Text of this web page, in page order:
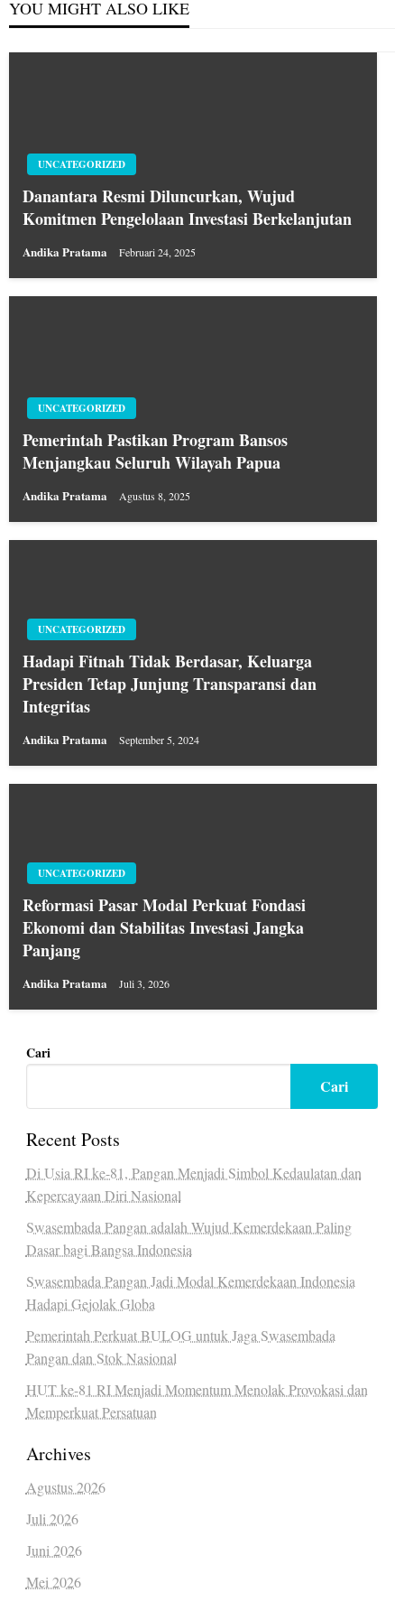
YOU MIGHT ALSO LIKE
UNCATEGORIZED
Danantara Resmi Diluncurkan, Wujud
Komitmen Pengelolaan Investasi Berkelanjutan
Andika Pratama Februari 24, 2025
UNCATEGORIZED
Pemerintah Pastikan Program Bansos
Menjangkau Seluruh Wilayah Papua
Andika Pratama Agustus 8, 2025
UNCATEGORIZED
Hadapi Fitnah Tidak Berdasar, Keluarga
Presiden Tetap Junjung Transparansi dan
Integritas
Andika Pratama September 5, 2024
UNCATEGORIZED
Reformasi Pasar Modal Perkuat Fondasi
Ekonomi dan Stabilitas Investasi Jangka
Panjang
Andika Pratama Juli 3, 2026
Cari
Cari
Recent Posts
Di Usia RI ke-81, Pangan Menjadi Simbol Kedaulatan dan
Kepercayaan Diri Nasional
Swasembada Pangan adalah Wujud Kemerdekaan Paling
Dasar bagi Bangsa Indonesia
Swasembada Pangan Jadi Modal Kemerdekaan Indonesia
Hadapi Gejolak Globa
Pemerintah Perkuat BULOG untuk Jaga Swasembada
Pangan dan Stok Nasional
HUT ke-81 RI Menjadi Momentum Menolak Provokasi dan
Memperkuat Persatuan
Archives
Agustus 2026
Juli 2026
Juni 2026
Mei 2026